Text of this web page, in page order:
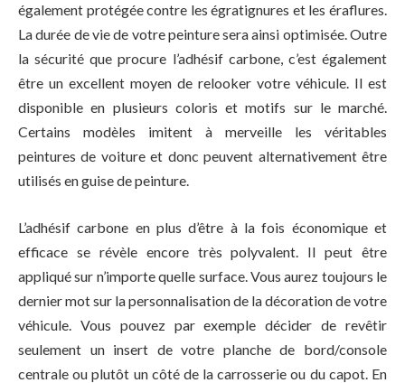
également protégée contre les égratignures et les éraflures.
La durée de vie de votre peinture sera ainsi optimisée. Outre
la sécurité que procure l’adhésif carbone, c’est également
être un excellent moyen de relooker votre véhicule. Il est
disponible en plusieurs coloris et motifs sur le marché.
Certains modèles imitent à merveille les véritables
peintures de voiture et donc peuvent alternativement être
utilisés en guise de peinture.
L’adhésif carbone en plus d’être à la fois économique et
efficace se révèle encore très polyvalent. Il peut être
appliqué sur n’importe quelle surface. Vous aurez toujours le
dernier mot sur la personnalisation de la décoration de votre
véhicule. Vous pouvez par exemple décider de revêtir
seulement un insert de votre planche de bord/console
centrale ou plutôt un côté de la carrosserie ou du capot. En